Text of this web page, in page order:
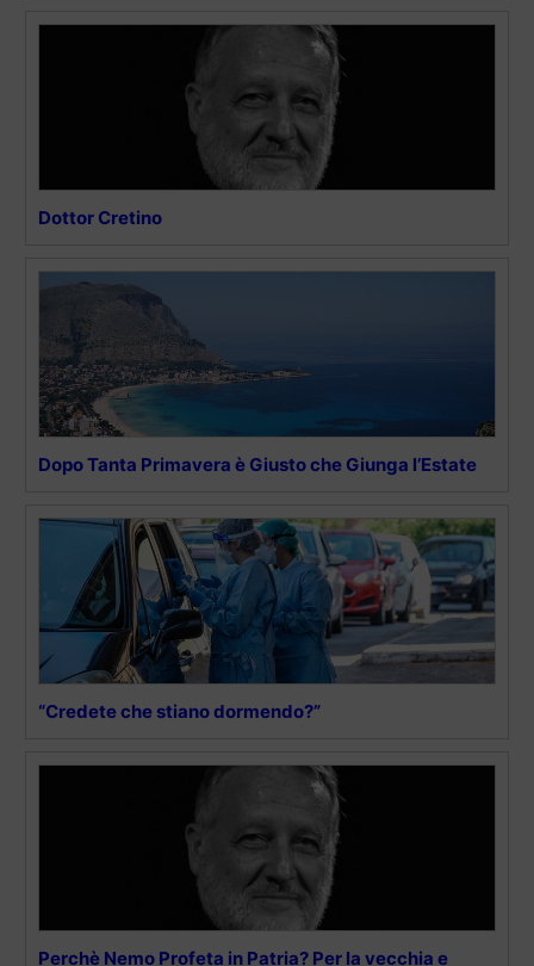
Dottor Cretino
Dopo Tanta Primavera è Giusto che Giunga l’Estate
“Credete che stiano dormendo?”
Perchè Nemo Profeta in Patria? Per la vecchia e